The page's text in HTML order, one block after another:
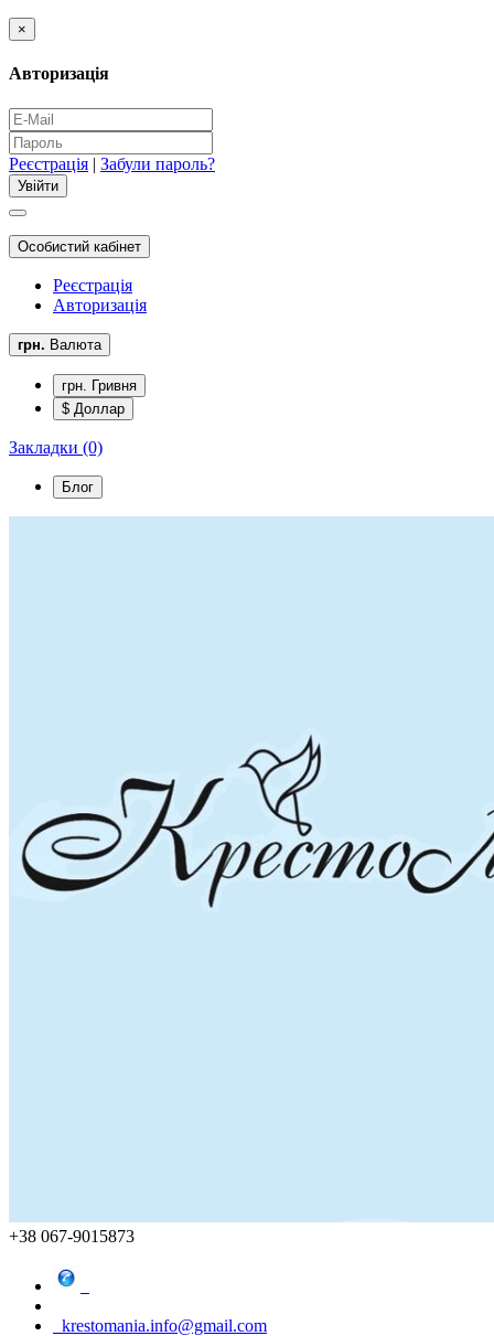
×
Авторизація
Реєстрація | Забули пароль?
Особистий кабінет
Реєстрація
Авторизація
грн. Валюта
грн. Гривня
$ Доллар
Закладки (0)
Блог
+38 067-9015873
krestomania.info@gmail.com